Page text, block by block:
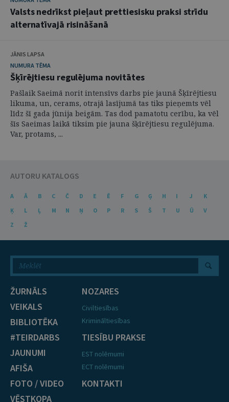
Valsts nedrīkst pieļaut prettiesisku praksi strīdu
alternatīvajā risināšanā
JĀNIS LAPSA
NUMURA TĒMA
Šķīrējtiesu regulējuma novitātes
Pašlaik Saeimā norit intensīvs darbs pie jaunā Šķīrējtiesu
likuma, un, cerams, otrajā lasījumā tas tiks pieņemts vēl
līdz šī gada jūnija beigām. Tas dod pamatotu cerību, ka vēl
šīs Saeimas laikā tiksim pie jauna šķīrējtiesu regulējuma.
Var, protams, ...
AUTORU KATALOGS
A Ā B C Č D E Ē F G Ģ H I J
K
Ķ
L Ļ M N Ņ O P R S Š T U Ū
V
Z
Ž
ŽURNĀLS
VEIKALS
BIBLIOTĒKA
#TEIRDARBS
JAUNUMI
AFIŠA
FOTO / VIDEO
VĒSTKOPA
NOZARES
Civiltiesības
Krimināltiesības
TIESĪBU PRAKSE
EST nolēmumi
ECT nolēmumi
KONTAKTI